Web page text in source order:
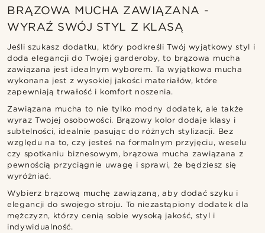
BRĄZOWA MUCHA ZAWIĄZANA -
WYRAŹ SWÓJ STYL Z KLASĄ
Jeśli szukasz dodatku, który podkreśli Twój wyjątkowy styl i
doda elegancji do Twojej garderoby, to brązowa mucha
zawiązana jest idealnym wyborem. Ta wyjątkowa mucha
wykonana jest z wysokiej jakości materiałów, które
zapewniają trwałość i komfort noszenia.
Zawiązana mucha to nie tylko modny dodatek, ale także
wyraz Twojej osobowości. Brązowy kolor dodaje klasy i
subtelności, idealnie pasując do różnych stylizacji. Bez
względu na to, czy jesteś na formalnym przyjęciu, weselu
czy spotkaniu biznesowym, brązowa mucha zawiązana z
pewnością przyciągnie uwagę i sprawi, że będziesz się
wyróżniać.
Wybierz brązową muchę zawiązaną, aby dodać szyku i
elegancji do swojego stroju. To niezastąpiony dodatek dla
mężczyzn, którzy cenią sobie wysoką jakość, styl i
indywidualność.